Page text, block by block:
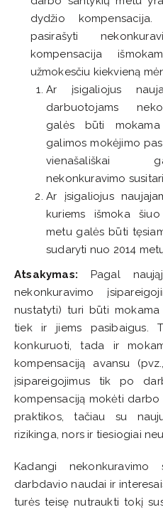
dydžio
pasirašyti
kompensacija
užmokesčiu kiekvieną
Ar įsigaliojus
darbuotojams
galės būti
galimos mokėjimo
vienašališkai
nekonkuravimo
Ar įsigaliojus
kuriems išmoka
metu galės būti
sudaryti nuo 2014
Atsakymas: Pagal
nekonkuravimo
nustatyti) turi būti
tiek ir jiems pasibaigus.
konkuruoti, tada ir
kompensaciją avansu
įsipareigojimus tik po
kompensaciją mokėti darbo
praktikos, tačiau su
rizikinga, nors ir tiesiogiai
Kadangi nekonkuravimo
darbdavio naudai ir
turės teisę nutraukti tokį